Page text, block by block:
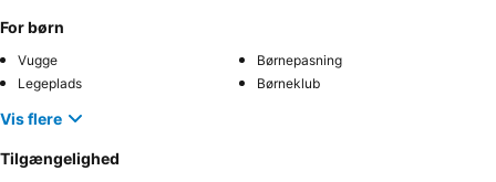
For børn
Vugge
Børnepasning
Legeplads
Børneklub
Vis flere
Tilgængelighed